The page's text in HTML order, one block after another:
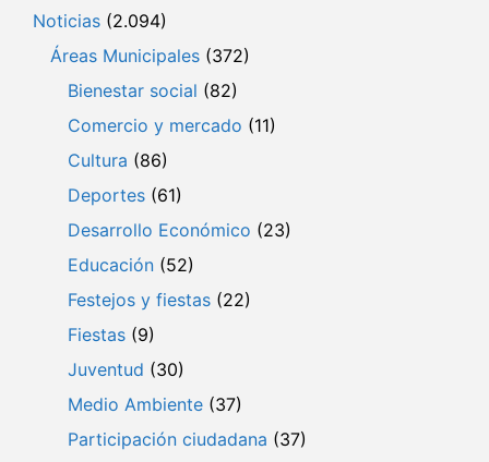
Noticias (2.094)
Áreas Municipales (372)
Bienestar social (82)
Comercio y mercado (11)
Cultura (86)
Deportes (61)
Desarrollo Económico (23)
Educación (52)
Festejos y fiestas (22)
Fiestas (9)
Juventud (30)
Medio Ambiente (37)
Participación ciudadana (37)